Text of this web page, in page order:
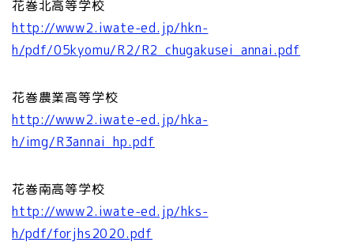
花巻北高等学校
http://www2.iwate-ed.jp/hkn-
h/pdf/05kyomu/R2/R2_chugakusei_annai.pdf
花巻農業高等学校
http://www2.iwate-ed.jp/hka-
h/img/R3annai_hp.pdf
花巻南高等学校
http://www2.iwate-ed.jp/hks-
h/pdf/forjhs2020.pdf